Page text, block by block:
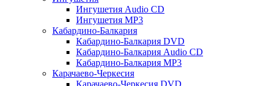
Ингушетия Audio CD
Ингушетия MP3
Кабардино-Балкария
Кабардино-Балкария DVD
Кабардино-Балкария Audio CD
Кабардино-Балкария MP3
Карачаево-Черкесия
Карачаево-Черкесия DVD